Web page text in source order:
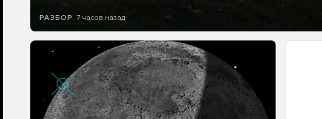
РАЗБОР 7 часов назад